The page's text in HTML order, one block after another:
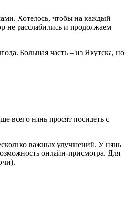
Хотелось, чтобы на каждый
не расслабились и продолжаем
Большая часть – из Якутска, но
всего нянь просят посидеть с
важных улучшений. У нянь
онлайн-присмотра. Для